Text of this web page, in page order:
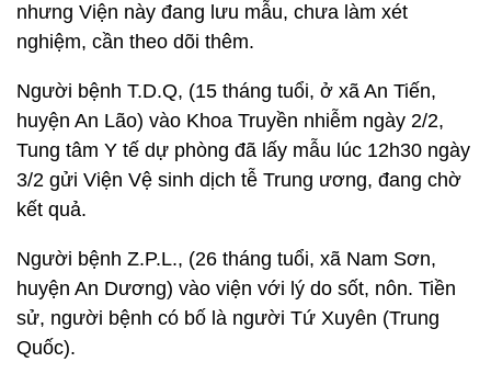
nhưng Viện này đang lưu mẫu, chưa làm xét
nghiệm, cần theo dõi thêm.
Người bệnh T.D.Q, (15 tháng tuổi, ở xã An Tiến,
huyện An Lão) vào Khoa Truyền nhiễm ngày 2/2,
Tung tâm Y tế dự phòng đã lấy mẫu lúc 12h30 ngày
3/2 gửi Viện Vệ sinh dịch tễ Trung ương, đang chờ
kết quả.
Người bệnh Z.P.L., (26 tháng tuổi, xã Nam Sơn,
huyện An Dương) vào viện với lý do sốt, nôn. Tiền
sử, người bệnh có bố là người Tứ Xuyên (Trung
Quốc).